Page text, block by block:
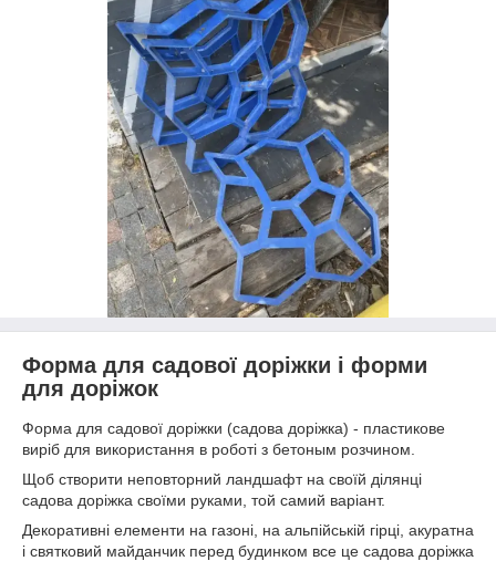
Форма для садової доріжки і форми
для доріжок
Форма для садової доріжки (садова доріжка) - пластикове
виріб для використання в роботі з бетоным розчином.
Щоб створити неповторний ландшафт на своїй ділянці
садова доріжка своїми руками, той самий варіант.
Декоративні елементи на газоні, на альпійській гірці, акуратна
і святковий майданчик перед будинком все це садова доріжка